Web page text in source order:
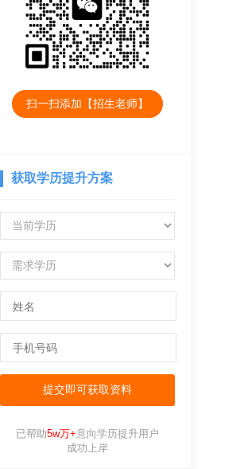
扫一扫添加【招生老师】
获取学历提升方案
已帮助5w万+意向学历提升用户
成功上岸